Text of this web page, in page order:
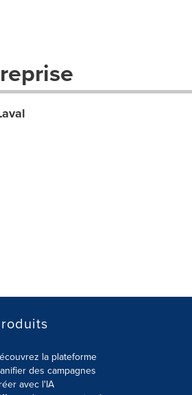
la plateforme
des campagnes
avec l'IA